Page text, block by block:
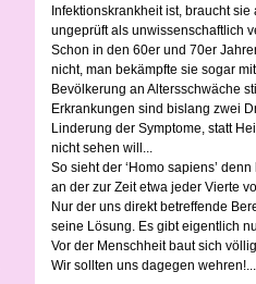
Infektionskrankheit ist, braucht
ungeprüft als unwissenschaftlich
Schon in den 60er und 70er
nicht, man bekämpfte sie sogar
Bevölkerung an Altersschwäche
Erkrankungen sind bislang zwei
Linderung der Symptome, statt
nicht sehen will...
So sieht der ‘Homo sapiens’
an der zur Zeit etwa jeder Vierte
Nur der uns direkt betreffende
seine Lösung. Es gibt eigentlich
Vor der Menschheit baut sich
Wir sollten uns dagegen wehren!...